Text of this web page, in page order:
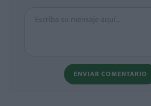
ENVIAR COMENTARIO